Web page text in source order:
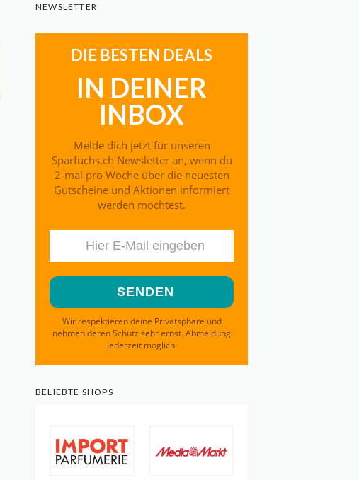
NEWSLETTER
DIE BESTEN DEALS
IN DEINER
INBOX
Melde dich jetzt für unseren
Sparfuchs.ch Newsletter an, wenn du
2-mal pro Woche über die neuesten
Gutscheine und Aktionen informiert
werden möchtest.
Wir respektieren deine Privatsphäre und
nehmen deren Schutz sehr ernst. Abmeldung
jederzeit möglich.
BELIEBTE SHOPS